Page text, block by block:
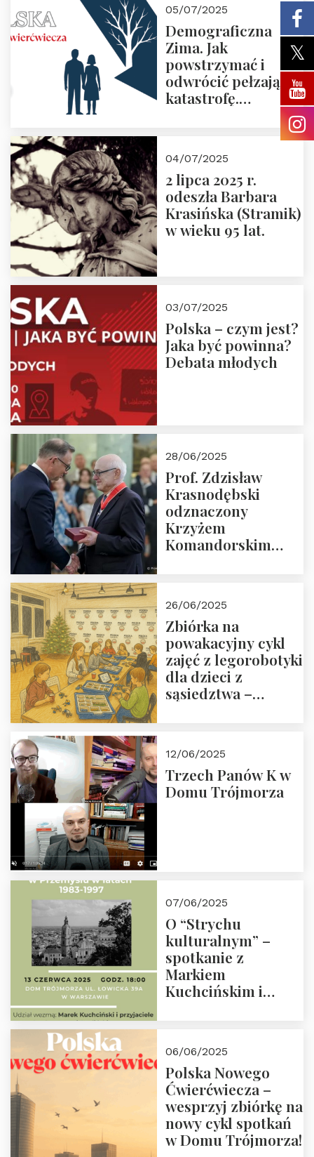
05/07/2025
Demograficzna
Zima. Jak
powstrzymać i
odwrócić pełzającą
katastrofę.
pierwsze spotkanie
Nowego
Ćwierćwiecza”
04/07/2025
2 lipca 2025 r.
odeszła Barbara
Krasińska (Stramik)
w wieku 95 lat.
03/07/2025
Polska – czym jest?
Jaka być powinna?
Debata młodych
28/06/2025
Prof. Zdzisław
Krasnodębski
odznaczony
Krzyżem
Komandorskim
26/06/2025
Zbiórka na
powakacyjny cykl
zajęć z legorobotyki
dla dzieci z
sąsiedztwa –
Fundacji
12/06/2025
Trzech Panów K w
Domu Trójmorza
07/06/2025
O “Strychu
kulturalnym” –
spotkanie z
Markiem
Kuchcińskim i
18:00
06/06/2025
Polska Nowego
Ćwierćwiecza –
wesprzyj zbiórkę na
nowy cykl spotkań
w Domu Trójmorza!